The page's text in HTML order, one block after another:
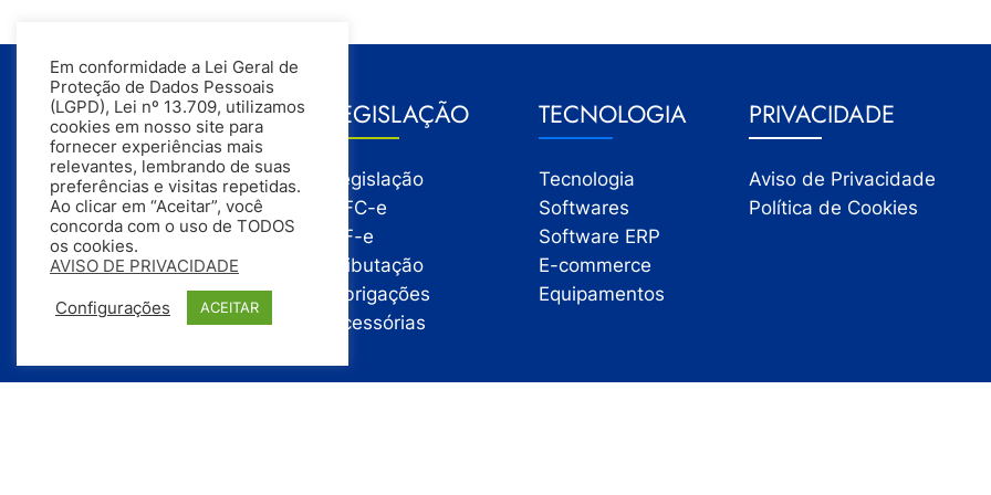
GESTÃO
Gestão
Gestão Financeira
Gestão de Pessoas
Compras
Estoque
Vendas
LEGISLAÇÃO
Legislação
NFC-e
NF-e
Tributação
Obrigações
Acessórias
TECNOLOGIA
Tecnologia
Softwares
Software ERP
E-commerce
Equipamentos
PRIVACIDADE
Aviso de Privacidade
Política de Cookies
Em conformidade a Lei Geral de
Proteção de Dados Pessoais
(LGPD), Lei nº 13.709, utilizamos
cookies em nosso site para
fornecer experiências mais
relevantes, lembrando de suas
preferências e visitas repetidas.
Ao clicar em “Aceitar”, você
concorda com o uso de TODOS
os cookies.
AVISO DE PRIVACIDADE
Configurações ACEITAR